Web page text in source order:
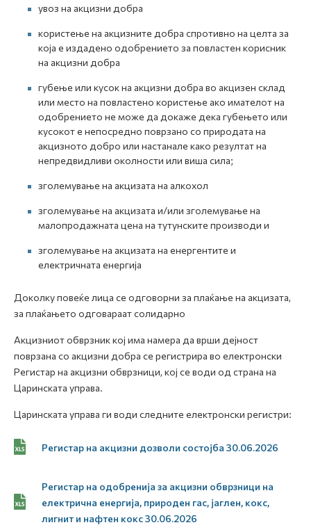
увоз на акцизни добра
користење на акцизните добра спротивно на целта за
која е издадено одобрението за повластен корисник
на акцизни добра
губење или кусок на акцизни добра во акцизен склад
или место на повластено користење ако имателот на
одобрението не може да докаже дека губењето или
кусокот е непосредно поврзано со природата на
акцизното добро или настанале како резултат на
непредвидливи околности или виша сила;
зголемување на акцизата на алкохол
зголемување на акцизата и/или зголемување на
малопродажната цена на тутунските производи и
зголемување на акцизата на енергентите и
електричната енергија
Доколку повеќе лица се одговорни за плаќање на акцизата,
за плаќањето одговараат солидарно
Акцизниот обврзник кој има намера да врши дејност
поврзана со акцизни добра се регистрира во електронски
Регистар на акцизни обврзници, кој се води од страна на
Царинската управа.
Царинската управа ги води следните електронски регистри:
Регистар на акцизни дозволи состојба 30.06.2026
Регистар на одобренија за акцизни обврзници на
електрична енергија, природен гас, јаглен, кокс,
лигнит и нафтен кокс 30.06.2026